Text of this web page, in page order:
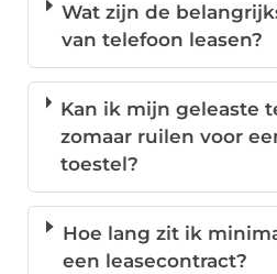
Wat zijn de
van telefoon leasen?
Kan ik mijn geleaste
zomaar ruilen voor
toestel?
Hoe lang zit ik
een leasecontract?